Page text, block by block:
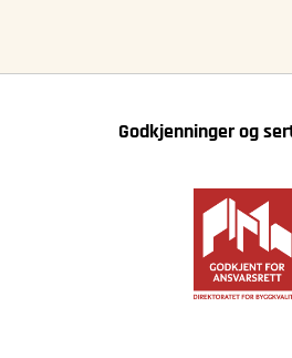
Godkjenninger og